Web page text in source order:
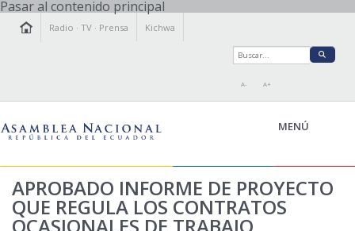
Pasar al contenido principal
Radio ·TV · Prensa Kichwa
A- A+
MENÚ
LA ASAMBLEA
APROBADO INFORME DE PROYECTO
QUE REGULA LOS CONTRATOS